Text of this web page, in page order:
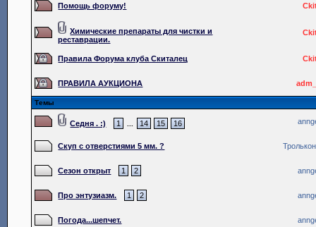
Помощь форуму!
Химические препараты для чистки и
реставрации.
Правила Форума клуба Скиталец
ПРАВИЛА АУКЦИОНА
Темы
Седня . :) 1 14 15 16
Скуп с отверстиями 5 мм. ?
Сезон открыт 1 2
Про энтузиазм. 1 2
Погода...шепчет.